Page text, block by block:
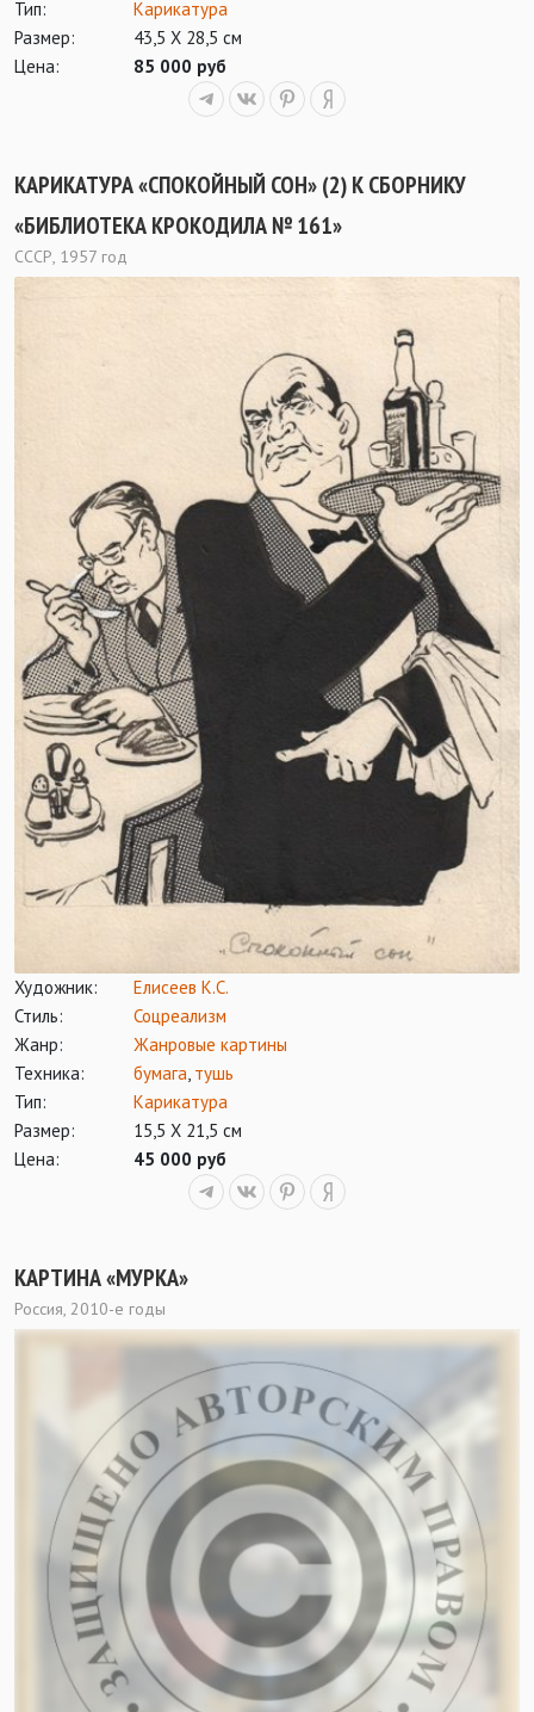
Тип:
Карикатура
Размер:
43,5 Х 28,5 см
Цена:
85 000 руб
КАРИКАТУРА «СПОКОЙНЫЙ СОН» (2) К СБОРНИКУ
«БИБЛИОТЕКА КРОКОДИЛА № 161»
СССР, 1957 год
Художник:
Елисеев К.С.
Стиль:
Соцреализм
Жанр:
Жанровые картины
Техника:
бумага тушь
Тип:
Карикатура
Размер:
15,5 Х 21,5 см
Цена:
45 000 руб
КАРТИНА «МУРКА»
Россия, 2010-е годы